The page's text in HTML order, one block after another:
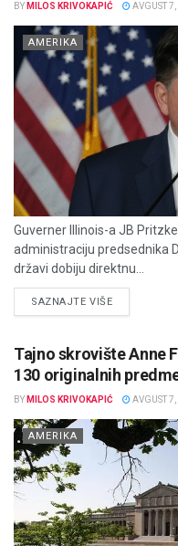
BY MILOS KRIVOKAPIĆ AVGUST
AMERIKA
Guverner Illinois-a JB
administraciju predsednika
državi dobiju direktnu...
SAZNAJTE VIŠEDETAILS
Tajno skrovište Anne
130 originalnih
BY MILOS KRIVOKAPIĆ AVGUST
AMERIKA